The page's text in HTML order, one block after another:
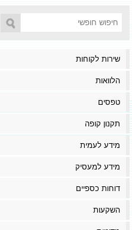
שירות לקוחות
הלוואות
טפסים
תקנון קופה
מידע לעמית
מידע למעסיק
דוחות כספיים
השקעות